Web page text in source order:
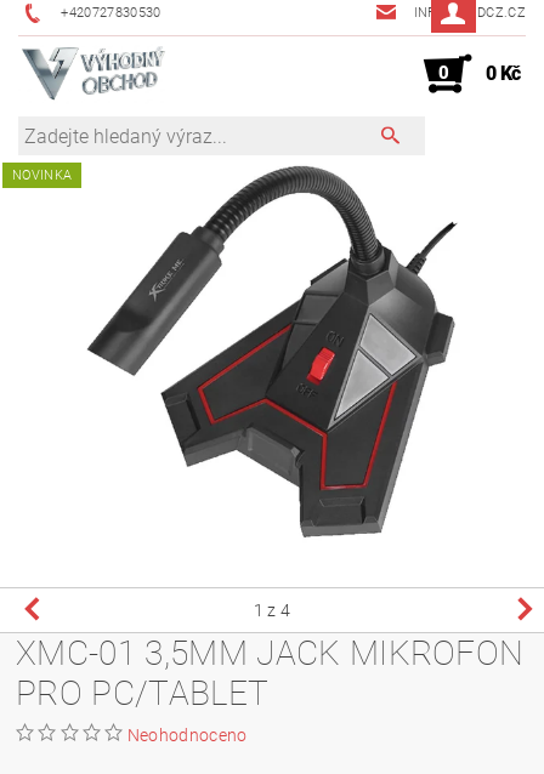
+420727830530 INFO@JMDCZ.CZ
0 0 Kč
NOVINKA
1 z 4
XMC-01 3,5MM JACK MIKROFON
PRO PC/TABLET
Neohodnoceno